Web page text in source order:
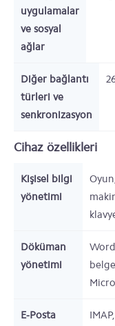
uygulamalar
ve sosyal
ağlar
Diğer bağlantı
türleri ve
senkronizasyon
Cihaz özellikleri
Kişisel bilgi
yönetimi
Döküman
yönetimi
E-Posta